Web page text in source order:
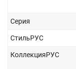
Серия
СтильРУС
КоллекцияРУС